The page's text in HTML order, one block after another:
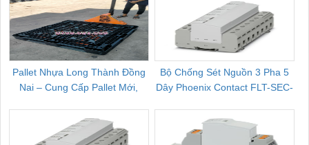
Pallet Nhựa Long Thành Đồng
Nai – Cung Cấp Pallet Mới,
Bộ Chống Sét Nguồn 3 Pha 5
Dây Phoenix Contact FLT-SEC-